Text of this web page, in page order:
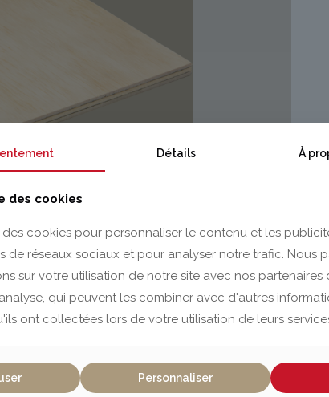
Détails À
des cookies
des cookies pour personnaliser le contenu et les
de réseaux sociaux et pour analyser notre trafic. Nous
sur votre utilisation de notre site avec nos partenaires
qui peuvent les combiner avec d'autres
ont collectées lors de votre utilisation de leurs
Personnaliser